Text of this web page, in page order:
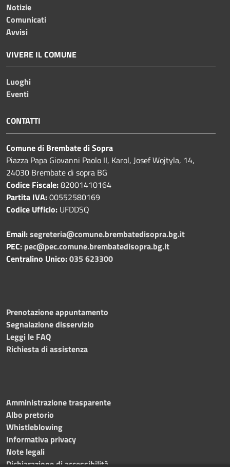
Notizie
Comunicati
Avvisi
VIVERE IL COMUNE
Luoghi
Eventi
CONTATTI
Comune di Brembate di Sopra
Piazza Papa Giovanni Paolo II, Karol, Josef Wojtyla, 14,
24030 Brembate di sopra BG
Codice Fiscale:82001410164
Partita IVA:00552580169
Codice Ufficio: UFDDSQ
Email:segreteria@comune.brembatedisopra.bg.it
PEC: pec@pec.comune.brembatedisopra.bg.it
Centralino Unico:035 623300
Prenotazione appuntamento
Segnalazione disservizio
Leggi le FAQ
Richiesta di assistenza
Amministrazione trasparente
Albo pretorio
Whistleblowing
Informativa privacy
Note legali
Dichiarazione di accessibilità